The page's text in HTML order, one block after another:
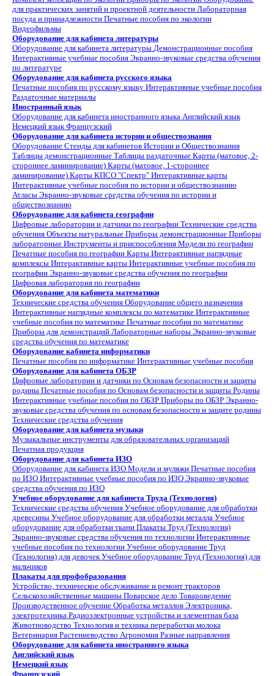
для практических занятий и проектной деятельности Лабораторная
посуда и принадлежности Печатные пособия по экологии
Видеофильмы
Оборудование для кабинета литературы
Оборудование для кабинета литературы Демонстрационные пособия
Интерактивные учебные пособия Экранно-звуковые средства обучения
по литературе
Оборудование для кабинета русского языка
Печатные пособия по русскому языку Интерактивные учебные пособия
Раздаточные материалы
Иностранный язык
Оборудование для кабинета иностранного языка Английский язык
Немецкий язык Французский
Оборудование для кабинета истории и обществознания
Оборудование Стенды для кабинетов Истории и Обществознания
Таблицы демонстрационные Таблицы раздаточные Карты (матовое, 2-
стороннее ламинирование) Карты (матовое, 1-стороннее
ламинирование) Карты КПСО "Спектр" Интерактивные карты
Интерактивные учебные пособия по истории и обществознанию
Атласы Экранно-звуковые средства обучения по истории и
обществознанию
Оборудование для кабинета географии
Цифровые лаборатории и датчики по географии Технические средства
обучения Объекты натуральные Приборы демонстрационные Приборы
лабораторные Инструменты и приспособления Модели по географии
Печатные пособия по географии Карты Интерактивные наглядные
комплексы Интерактивные карты Интерактивные учебные пособия по
географии Экранно-звуковые средства обучения по географии
Цифровая лаборатория по географии
Оборудование для кабинета математики
Технические средства обучения Оборудование общего назначения
Интерактивные наглядные комплексы по математике Интерактивные
учебные пособия по математике Печатные пособия по математике
Приборы для демонстраций Лабораторные наборы Экранно-звуковые
средства обучения по математике
Оборудование кабинета информатики
Печатные пособия по информатике Интерактивные учебные пособия
Оборудование для кабинета ОБЗР
Цифровые лаборатории и датчики по Основам безопасности и защиты
родины Печатные пособия по Основам безопасности и защиты Родины
Интерактивные учебные пособия по ОБЗР Приборы по ОБЗР Экранно-
звуковые средства обучения по основам безопасности и защите родины
Технические средства обучения
Оборудование для кабинета музыки
Музыкальные инструменты для образовательных организаций
Печатная продукция
Оборудование для кабинета ИЗО
Оборудование для кабинета ИЗО Модели и муляжи Печатные пособия
по ИЗО Интерактивные учебные пособия по ИЗО Экранно-звуковые
средства обучения по ИЗО
Учебное оборудование для кабинета Труда (Технология)
Технические средства обучения Учебное оборудование для обработки
древесины Учебное оборудование для обработки металла Учебное
оборудование для обработки ткани Плакаты Труд (Технология)
Экранно-звуковые средства обучения по технологии Интерактивные
учебные пособия по технологии Учебное оборудование Труд
(Технология) для девочек Учебное оборудование Труд (Технология) для
мальчиков
Плакаты для профобразования
Устройство, техническое обслуживание и ремонт тракторов
Сельскохозяйственные машины Поварское дело Товароведение
Производственное обучение Обработка металлов Электроника,
электротехника Радиоэлектронные устройства и элементная база
Животноводство Технология и техника переработки молока
Ветеринария Растениеводство Агрономия Разные направления
Оборудование для кабинета иностранного языка
Английский язык
Немецкий язык
Французский